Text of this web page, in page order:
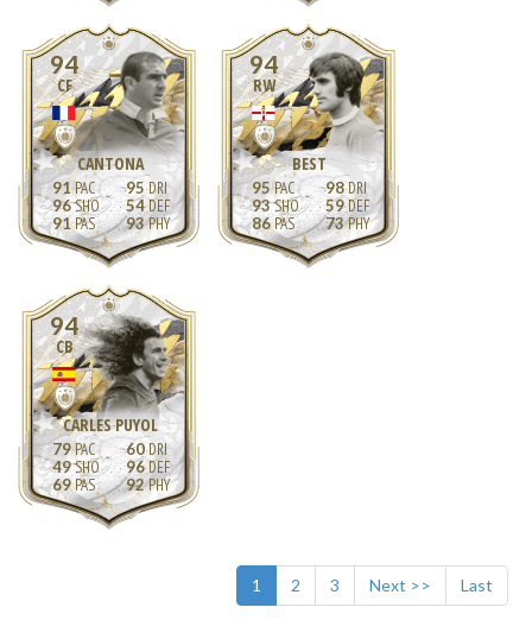
94
CF
CANTONA
91
96
91
95
54
93
94
RW
BEST
95
93
86
98
59
73
94
CB
CARLES PUYOL
79
49
69
60
96
92
1 2 3 Next >> Last